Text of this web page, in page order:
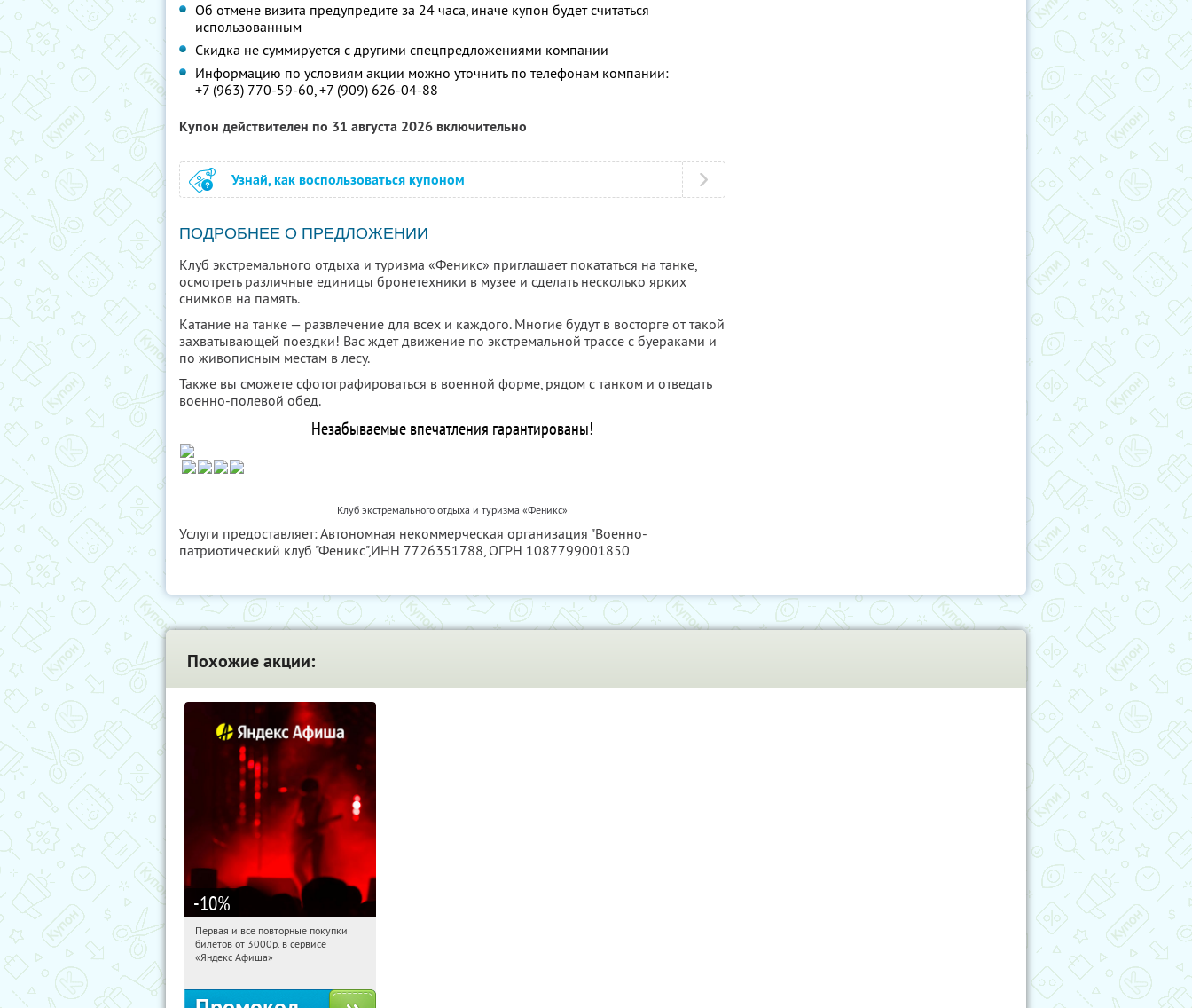
Об отмене визита предупредите за 24 часа, иначе купон будет считаться
использованным
Скидка не суммируется с другими спецпредложениями компании
Информацию по условиям акции можно уточнить по телефонам компании:
+7 (963) 770-59-60, +7 (909) 626-04-88
Купон действителен по 31 августа 2026 включительно
Узнай, как воспользоваться купоном
ПОДРОБНЕЕ О ПРЕДЛОЖЕНИИ
Клуб экстремального отдыха и туризма «Феникс» приглашает покататься на танке,
осмотреть различные единицы бронетехники в музее и сделать несколько ярких
снимков на память.
Катание на танке — развлечение для всех и каждого. Многие будут в восторге от такой
захватывающей поездки! Вас ждет движение по экстремальной трассе с буераками и
по живописным местам в лесу.
Также вы сможете сфотографироваться в военной форме, рядом с танком и отведать
военно-полевой обед.
Незабываемые впечатления гарантированы!
Клуб экстремального отдыха и туризма «Феникс»
Услуги предоставляет: Автономная некоммерческая организация "Военно-
патриотический клуб "Феникс",ИНН 7726351788, ОГРН 1087799001850
Похожие акции:
-10%
13:18:59 Получили:
Россия
Первая и все повторные покупки
билетов от 3000р. в сервисе
«Яндекс Афиша»